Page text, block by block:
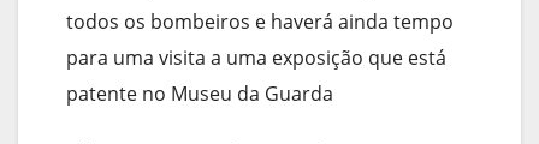
todos os bombeiros e haverá ainda tempo
para uma visita a uma exposição que está
patente no Museu da Guarda